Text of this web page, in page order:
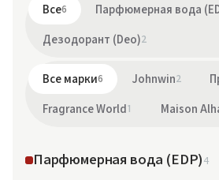
Все6 Парфюмерная вода
Дезодорант (Deo)2
Все марки6 Johnwin2
Fragrance World 1 Maison
Парфюмерная вода (EDP)4